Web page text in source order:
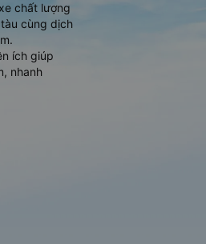
chất lượng
cùng dịch
ích giúp
nhanh